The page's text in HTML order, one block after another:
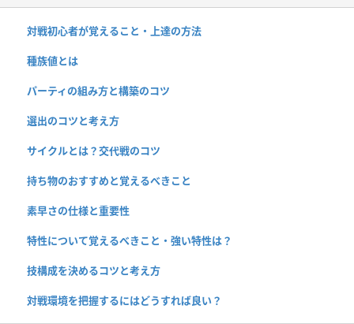
対戦初心者が覚えること・上達の方法
種族値とは
パーティの組み方と構築のコツ
選出のコツと考え方
サイクルとは？交代戦のコツ
持ち物のおすすめと覚えるべきこと
素早さの仕様と重要性
特性について覚えるべきこと・強い特性は？
技構成を決めるコツと考え方
対戦環境を把握するにはどうすれば良い？